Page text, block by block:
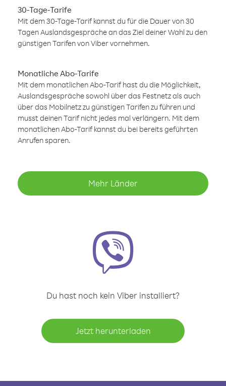
30-Tage-Tarife
Mit dem 30-Tage-Tarif kannst du für die Dauer von 30
Tagen Auslandsgespräche an das Ziel deiner Wahl zu den
günstigen Tarifen von Viber vornehmen.
Monatliche Abo-Tarife
Mit dem monatlichen Abo-Tarif hast du die Möglichkeit,
Auslandsgespräche sowohl über das Festnetz als auch
über das Mobilnetz zu günstigen Tarifen zu führen und
musst deinen Tarif nicht jedes mal verlängern. Mit dem
monatlichen Abo-Tarif kannst du bei bereits geführten
Anrufen sparen.
Mehr Länder
Du hast noch kein Viber installiert?
Jetzt herunterladen